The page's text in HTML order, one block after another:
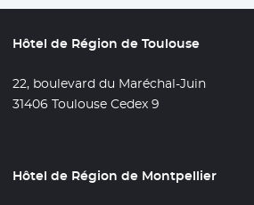
Hôtel de Région de Toulouse
22, boulevard du Maréchal-Juin
31406 Toulouse Cedex 9
Hôtel de Région de Montpellier